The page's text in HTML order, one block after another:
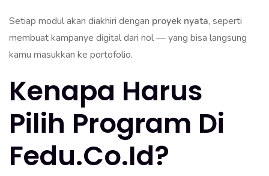
Setiap modul akan diakhiri dengan proyek nyata, seperti
membuat kampanye digital dari nol — yang bisa langsung
kamu masukkan ke portofolio.
Kenapa Harus
Pilih Program Di
Fedu.co.id?